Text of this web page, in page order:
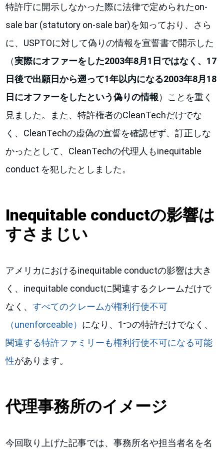
特許庁に開示しなかった際に法律で定められたon-
sale bar (statutory on-sale bar)を知っており、さら
に、USPTOに対して偽りの情報を宣誓書で開示した
（実際にオファーをした2003年8月 1 日ではなく、 17
日後で出願日から遡って1年以内になる2003年8月 18
日にオファーをしたという偽りの情報）ことを重く
見ました。また、特許権者のCleanTechだけでな
く、CleanTechの虚偽の宣誓を確認ぜず、訂正しな
かったとして、CleanTechの代理人もinequitable
conduct を犯したとしました。
Inequitable conductの影響は
すさまじい
アメリカにおけるinequitable conductの影響は大き
く、inequitable conductに関連するクレームだけで
なく、すべてのクレームが権利行使不可
（unenforceable） になり、1つの特許だけでなく、
関連する特許ファミリーも権利行使不可になる可能
性があります。
代理事務所のイメージ
今回取り上げた記事では、事務所名や担当者名を名